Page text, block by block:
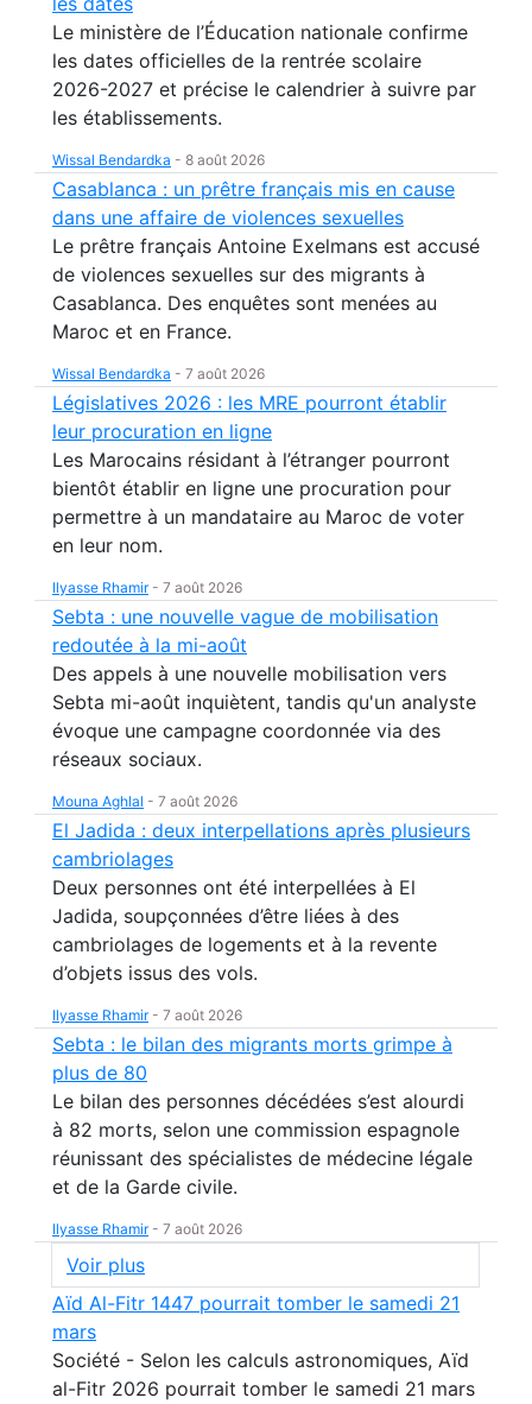
Le ministère de l’Éducation nationale confirme
les dates officielles de la rentrée scolaire
2026-2027 et précise le calendrier à suivre par
les établissements.
Wissal Bendardka - 8 août 2026
Casablanca : un prêtre français mis en cause
dans une affaire de violences sexuelles
Le prêtre français Antoine Exelmans est accusé
de violences sexuelles sur des migrants à
Casablanca. Des enquêtes sont menées au
Maroc et en France.
Wissal Bendardka - 7 août 2026
Législatives 2026 : les MRE pourront établir
leur procuration en ligne
Les Marocains résidant à l’étranger pourront
bientôt établir en ligne une procuration pour
permettre à un mandataire au Maroc de voter
en leur nom.
Ilyasse Rhamir- 7 août 2026
Sebta : une nouvelle vague de mobilisation
redoutée à la mi-août
Des appels à une nouvelle mobilisation vers
Sebta mi-août inquiètent, tandis qu'un analyste
évoque une campagne coordonnée via des
réseaux sociaux.
Mouna Aghlal - 7 août 2026
El Jadida : deux interpellations après plusieurs
cambriolages
Deux personnes ont été interpellées à El
Jadida, soupçonnées d’être liées à des
cambriolages de logements et à la revente
d’objets issus des vols.
Ilyasse Rhamir- 7 août 2026
Sebta : le bilan des migrants morts grimpe à
plus de 80
Le bilan des personnes décédées s’est alourdi
à 82 morts, selon une commission espagnole
réunissant des spécialistes de médecine légale
et de la Garde civile.
Ilyasse Rhamir- 7 août 2026
Voir plus
Aïd Al-Fitr 1447 pourrait tomber le samedi 21
mars
Société - Selon les calculs astronomiques, Aïd
al-Fitr 2026 pourrait tomber le samedi 21 mars